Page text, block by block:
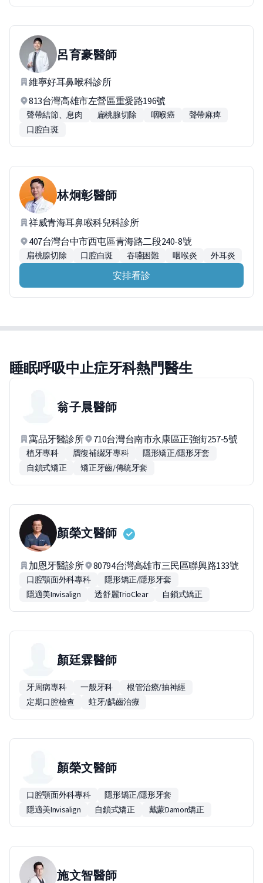
呂育豪醫師
維寧好耳鼻喉科診所
813台灣高雄市左營區重愛路196號
聲帶結節、息肉 扁桃腺切除 咽喉癌
聲帶麻痺
口腔白斑
林炯彰醫師
祥威青海耳鼻喉科兒科診所
407台灣台中市西屯區青海路二段240-8號
扁桃腺切除 口腔白斑 吞嚥困難 咽喉炎 外耳炎
安排看診
睡眠呼吸中止症牙科熱門醫生
翁子晨醫師
寓品牙醫診所 710台灣台南市永康區正強街257-5號
植牙專科 贋復補綴牙專科
隱形矯正/隱形牙套
自鎖式矯正
矯正牙齒/傳統牙套
顏榮文醫師
加恩牙醫診所 80794台灣高雄市三民區聯興路133號
口腔顎面外科專科
隱形矯正/隱形牙套
隱適美Invisalign
透舒麗TrioClear 自鎖式矯正
顏廷霖醫師
牙周病專科 一般牙科
根管治療/抽神經
定期口腔檢查
蛀牙/齲齒治療
顏榮文醫師
口腔顎面外科專科
隱形矯正/隱形牙套
隱適美Invisalign
自鎖式矯正 戴蒙Damon矯正
施文智醫師